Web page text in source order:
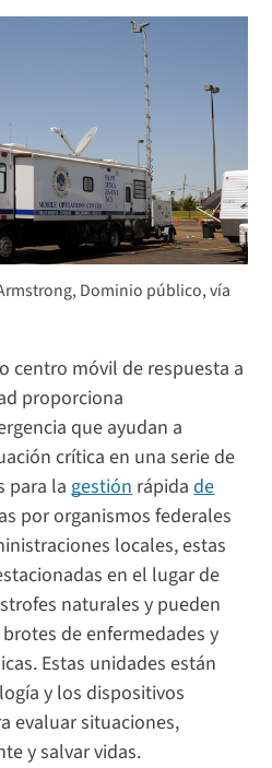
Dominio público, vía
centro móvil de respuesta a
proporciona
que ayudan a
crítica en una serie de
para lagestiónrápidade
por organismos federales
locales, estas
en el lugar de
naturales y pueden
de enfermedades y
Estas unidades están
y los dispositivos
evaluar situaciones,
y salvar vidas.